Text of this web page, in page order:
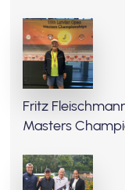
Fritz
Masters